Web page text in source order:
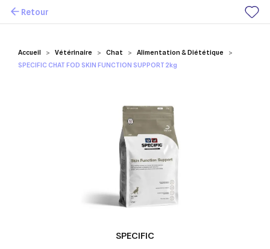
Mes favoris
Accueil Vétérinaire Chat
Alimentation & Diététique
SPECIFIC CHAT FOD SKIN FUNCTION SUPPORT 2kg
Retour
SPECIFIC